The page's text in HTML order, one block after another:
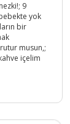
9
yok
bir
musun,;
içelim